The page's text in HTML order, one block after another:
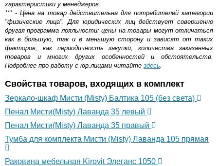
характеристики у менеджеров.
*** - Цена на товар действительна для потребителей категории
"физические лица". Для юридических лиц действует совершенно
другая программа лояльности: цены на товары могут отличаться
как в большую, так и в меньшую сторону и зависят от таких
факторов, как периодичность закупки, количества заказанных
товаров и многих других особенностей и обстоятельств.
Подробнее про работу с юр.лицами читайте здесь.
Свойства товаров, входящих в комплект
Зеркало-шкаф Мисти (Misty) Балтика 105 (без света)
Пенал Мисти(Misty) Лаванда 35 левый
Пенал Мисти(Misty) Лаванда 35 правый
Тумба для комплекта Мисти (Misty) Лаванда 105 прямая
Раковина мебельная Kirovit Элеганс 1050